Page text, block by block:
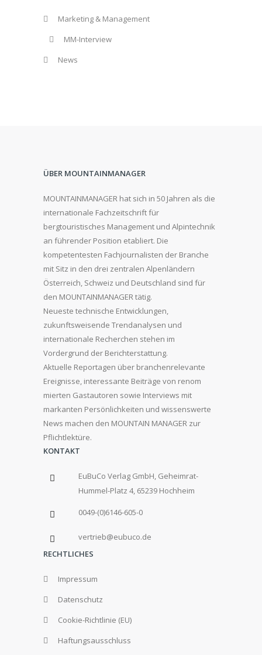
Marketing & Management
MM-Interview
News
ÜBER MOUNTAINMANAGER
MOUNTAINMANAGER hat sich in 50 Jahren als die
internationale Fachzeitschrift für
bergtouristisches Management und Alpintechnik
an führender Position etabliert. Die
kompetentesten Fachjournalisten der Branche
mit Sitz in den drei zentralen Alpenländern
Österreich, Schweiz und Deutschland sind für
den MOUNTAINMANAGER tätig.
Neueste technische Entwicklungen,
zukunftsweisende Trendanalysen und
internationale Recherchen stehen im
Vordergrund der Berichterstattung.
Aktuelle Reportagen über branchenrelevante
Ereignisse, interessante Beiträge von renom
mierten Gastautoren sowie Interviews mit
markanten Persönlichkeiten und wissenswerte
News machen den MOUNTAIN MANAGER zur
Pflichtlektüre.
KONTAKT
EuBuCo Verlag GmbH, Geheimrat-
Hummel-Platz 4, 65239 Hochheim
0049-(0)6146-605-0
vertrieb@eubuco.de
RECHTLICHES
Impressum
Datenschutz
Cookie-Richtlinie (EU)
Haftungsausschluss